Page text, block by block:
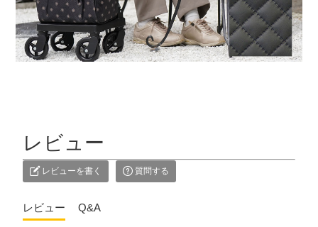
レビュー
レビューを書く 質問する
レビュー Q&A